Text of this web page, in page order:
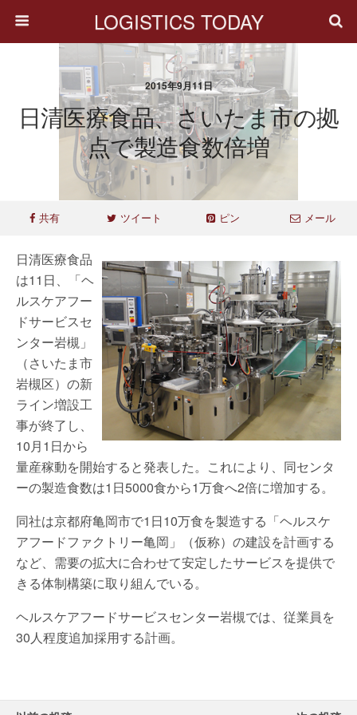
LOGISTICS TODAY
2015年9月11日
日清医療食品、さいたま市の拠
点で製造食数倍増
共有 ツイート ピン メール
日清医療食品
は11日、「ヘ
ルスケアフー
ドサービスセ
ンター岩槻」
（さいたま市
岩槻区）の新
ライン増設工
事が終了し、
10月1日から
量産稼動を開始すると発表した。これにより、同センタ
ーの製造食数は1日5000食から1万食へ2倍に増加する。
同社は京都府亀岡市で1日10万食を製造する「ヘルスケ
アフードファクトリー亀岡」（仮称）の建設を計画する
など、需要の拡大に合わせて安定したサービスを提供で
きる体制構築に取り組んでいる。
ヘルスケアフードサービスセンター岩槻では、従業員を
30人程度追加採用する計画。